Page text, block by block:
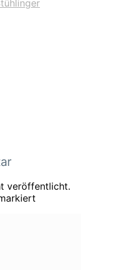
veröffentlicht.